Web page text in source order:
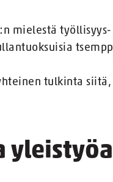
mielestä
tulkinta